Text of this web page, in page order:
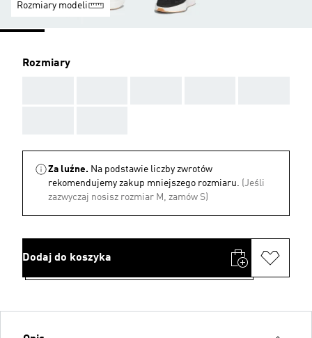
Rozmiary modeli
Rozmiary
Za luźne. Na podstawie liczby zwrotów
rekomendujemy zakup mniejszego rozmiaru. (Jeśli
zazwyczaj nosisz rozmiar M, zamów S)
Dodaj do koszyka